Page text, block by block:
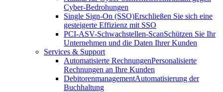
Cyber-Bedrohungen
Single Sign-On (SSO)Erschließen Sie sich eine
gesteigerte Effizienz mit SSO
PCI-ASV-Schwachstellen-ScanSchützen Sie Ihr
Unternehmen und die Daten Ihrer Kunden
Services & Support
Automatisierte RechnungenPersonalisierte
Rechnungen an Ihre Kunden
DebitorenmanagementAutomatisierung der
Buchhaltung